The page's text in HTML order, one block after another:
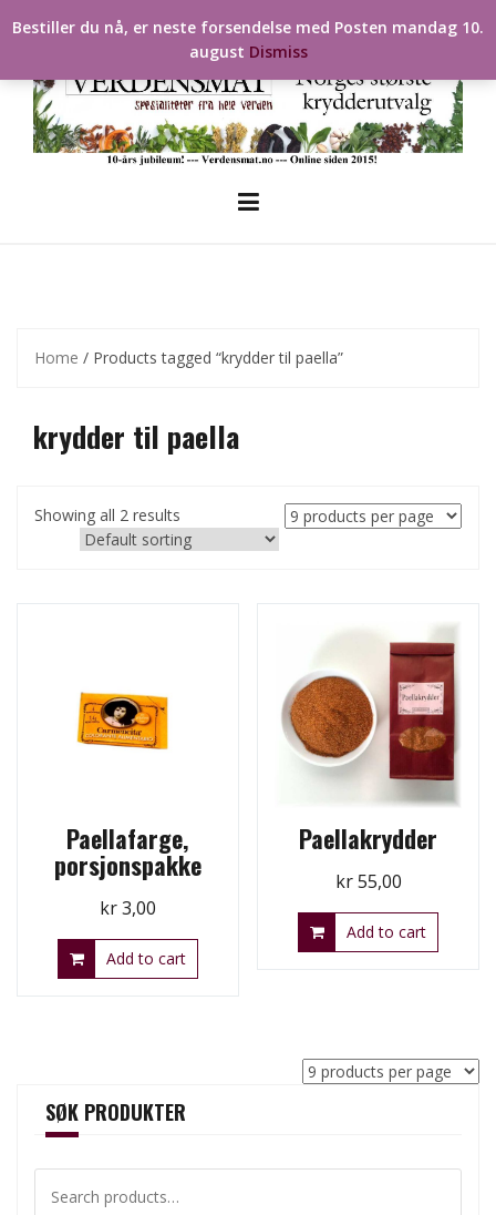
to
Home / Products tagged “krydder til paella”
krydder til paella
Showing all 2 results
Paellafarge,
porsjonspakke
kr3,00
Add to cart
Paellakrydder
kr55,00
Add to cart
SØK PRODUKTER
for:
Bestiller du nå, er neste forsendelse med Posten mandag 10.
august Dismiss